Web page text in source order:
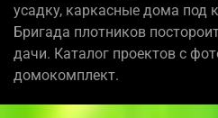
усадку, каркасные дома под
Бригада плотников
дачи. Каталог проектов с
домокомплект.